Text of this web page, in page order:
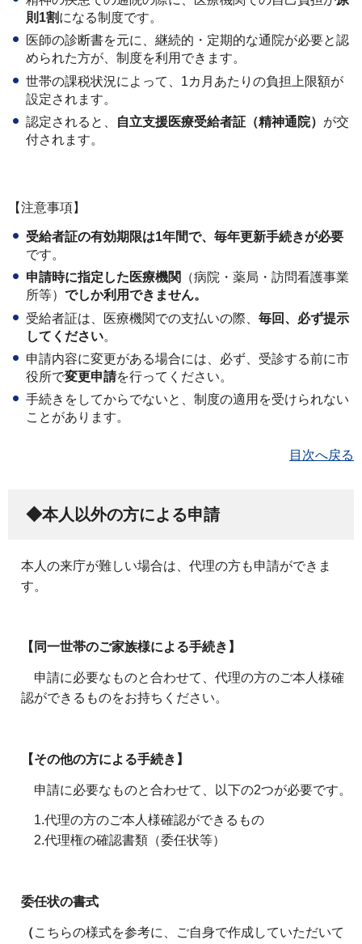
則1割になる制度です。
医師の診断書を元に、継続的・定期的な通院が必要と認
められた方が、制度を利用できます。
世帯の課税状況によって、1カ月あたりの負担上限額が
設定されます。
認定されると、
自立支援医療受給者証（精神通院） が交
付されます。
【注意事項】
受給者証の有効期限は1年間で、毎年更新手続きが必要
です。
申請時に指定した医療機関
（病院・薬局・訪問看護事業
所等） でしか利用できません。
受給者証は、医療機関での支払いの際、 毎回、必ず提示
してください。
申請内容に変更がある場合には、必ず、受診する前に市
役所で変更申請を行ってください。
手続きをしてからでないと、制度の適用を受けられない
ことがあります。
目次へ戻る
◆本人以外の方による申請
本人の来庁が難しい場合は、代理の方も申請ができま
す。
【同一世帯のご家族様による手続き】
申請に必要なものと合わせて、代理の方のご本人様確
認ができるものをお持ちください。
【その他の方による手続き】
申請に必要なものと合わせて、以下の2つが必要です。
1.代理の方のご本人様確認ができるもの
2.代理権の確認書類（委任状等）
委任状の書式
（こちらの様式を参考に、ご自身で作成していただいて